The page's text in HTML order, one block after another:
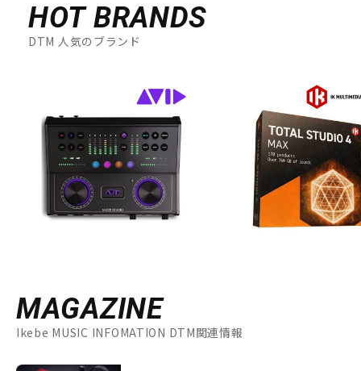
HOT BRANDS
DTM 人気のブランド
MAGAZINE
Ikebe MUSIC INFOMATION DTM関連情報